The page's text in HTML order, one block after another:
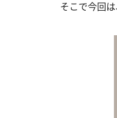
そこで今回